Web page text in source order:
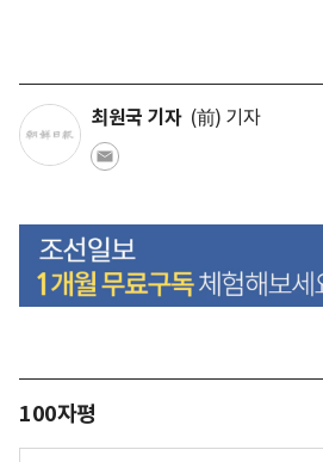
최원국 기자 (前) 기자
100자평